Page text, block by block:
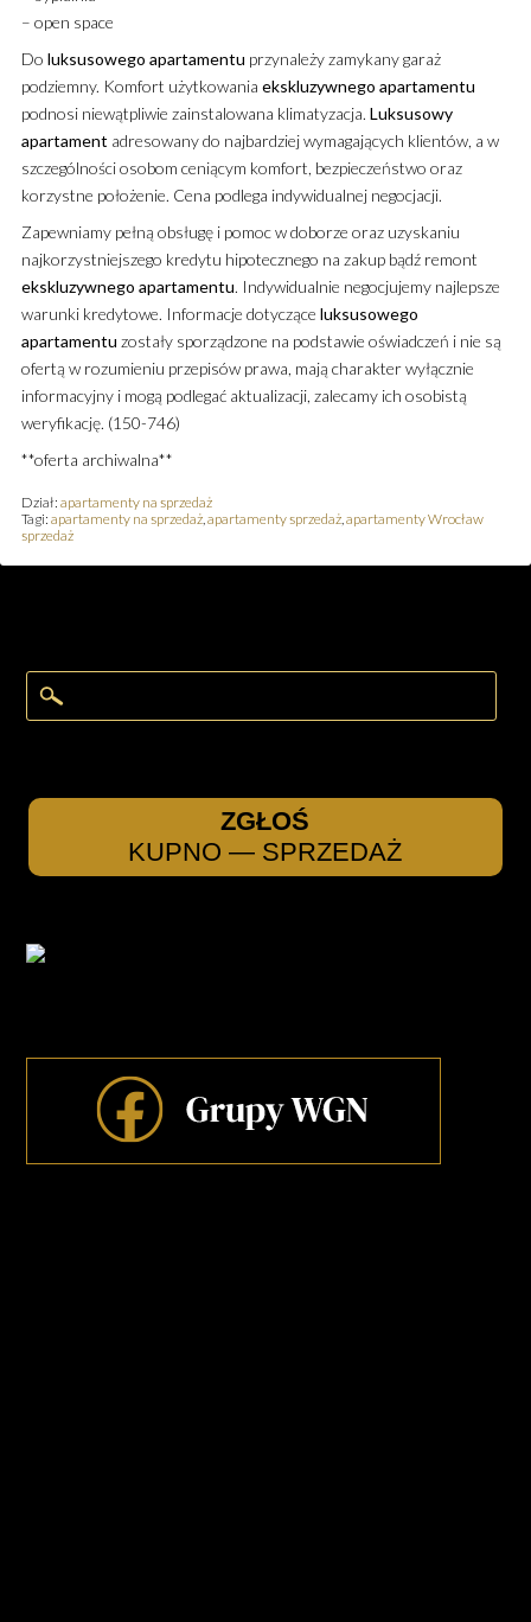
– open space
Do luksusowego apartamentu przynależy zamykany garaż
podziemny. Komfort użytkowania ekskluzywnego apartamentu
podnosi niewątpliwie zainstalowana klimatyzacja. Luksusowy
apartament adresowany do najbardziej wymagających klientów, a w
szczególności osobom ceniącym komfort, bezpieczeństwo oraz
korzystne położenie. Cena podlega indywidualnej negocjacji.
Zapewniamy pełną obsługę i pomoc w doborze oraz uzyskaniu
najkorzystniejszego kredytu hipotecznego na zakup bądź remont
ekskluzywnego apartamentu. Indywidualnie negocjujemy najlepsze
warunki kredytowe. Informacje dotyczące luksusowego
apartamentu zostały sporządzone na podstawie oświadczeń i nie są
ofertą w rozumieniu przepisów prawa, mają charakter wyłącznie
informacyjny i mogą podlegać aktualizacji, zalecamy ich osobistą
weryfikację. (150-746)
**oferta archiwalna**
Dział: apartamenty na sprzedaż
Tagi: apartamenty na sprzedaż,apartamenty sprzedaż,apartamenty Wrocław
sprzedaż
ZGŁOŚ
KUPNO — SPRZEDAŻ